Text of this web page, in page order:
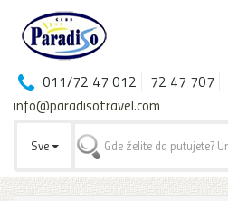
011/72 47 012 72 47 707
info@paradisotravel.com
Sve